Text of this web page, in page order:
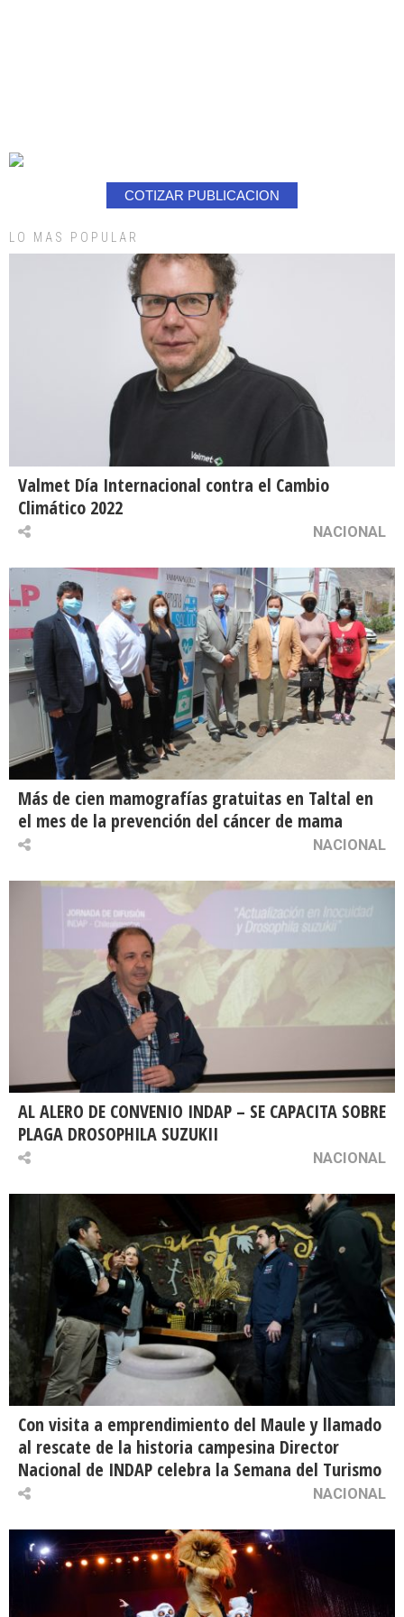
COTIZAR PUBLICACION
LO MAS POPULAR
Valmet Día Internacional contra el Cambio
Climático 2022
NACIONAL
Más de cien mamografías gratuitas en Taltal en
el mes de la prevención del cáncer de mama
NACIONAL
AL ALERO DE CONVENIO INDAP – SE CAPACITA SOBRE
PLAGA DROSOPHILA SUZUKII
NACIONAL
Con visita a emprendimiento del Maule y llamado
al rescate de la historia campesina Director
Nacional de INDAP celebra la Semana del Turismo
NACIONAL